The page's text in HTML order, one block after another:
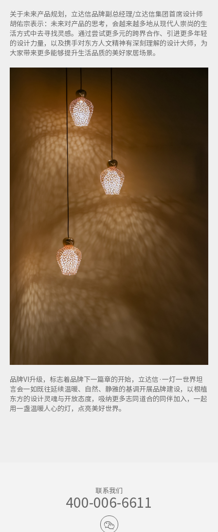
关于未来产品规划，立达信品牌副总经理/立达信集团首席设计师
胡佑宗表示：未来对产品的思考，会越来越多地从现代人崇尚的生
活方式中去寻找灵感。通过尝试更多元的跨界合作、引进更多年轻
的设计力量，以及携手对东方人文精神有深刻理解的设计大师，为
大家带来更多能够提升生活品质的美好家居场景。
品牌VI升级，标志着品牌下一篇章的开始，立达信·一灯一世界坦
言会一如既往延续温暖、自然、静雅的基调开展品牌建设，以根植
东方的设计灵魂与开放态度，吸纳更多志同道合的同伴加入，一起
用一盏温暖人心的灯，点亮美好世界。
联系我们
400-006-6611
